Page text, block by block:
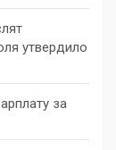
утвердило
за